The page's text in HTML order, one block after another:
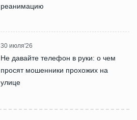
реанимацию
30 июля'26
Не давайте телефон в руки: о чем
просят мошенники прохожих на
улице